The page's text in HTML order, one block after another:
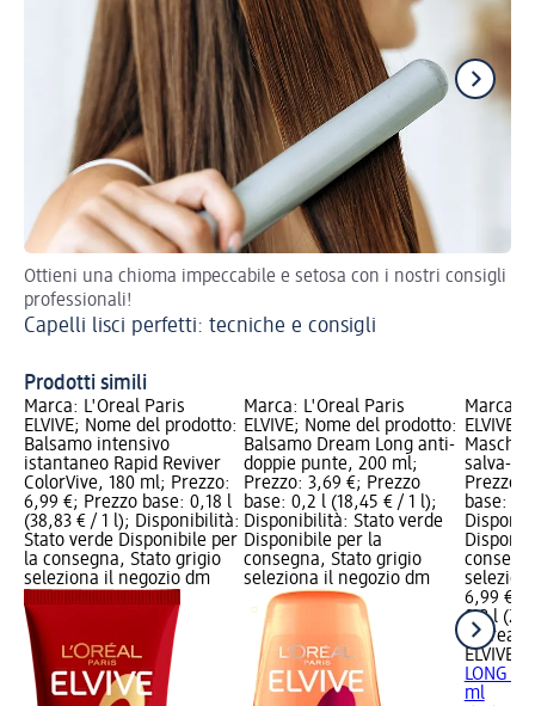
Ottieni una chioma impeccabile e setosa con i nostri consigli
professionali!
Capelli lisci perfetti: tecniche e consigli
Prodotti simili
Marca: L'Oreal Paris
ELVIVE; Nome del prodotto:
Balsamo intensivo
istantaneo Rapid Reviver
ColorVive, 180 ml; Prezzo:
6,99 €; Prezzo base: 0,18 l
(38,83 € / 1 l); Disponibilità:
Stato verde Disponibile per
la consegna, Stato grigio
seleziona il negozio dm
Marca: L'Oreal Paris
ELVIVE; Nome del prodotto:
Balsamo Dream Long anti-
doppie punte, 200 ml;
Prezzo: 3,69 €; Prezzo
base: 0,2 l (18,45 € / 1 l);
Disponibilità: Stato verde
Disponibile per la
consegna, Stato grigio
seleziona il negozio dm
Marca:
ELVIVE;
salva-
Prezzo:
base:
6,99 €
0,3 l
L'Oreal
ELVIVE
LONG
ml